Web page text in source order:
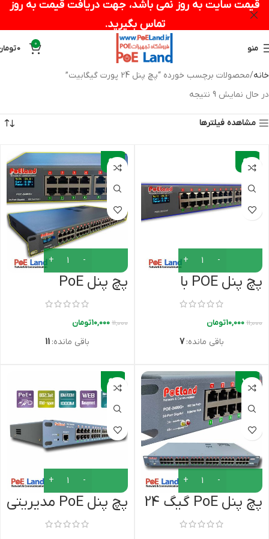
منو 0
0
خانه محصولات برچسب خورده “پچ پنل 24 پورت گیگابیت”
در حال نمایش 9 نتیجه
مشاهده فیلترها
-
9%
پچ پنل POE با
نمایشگر OLED
(ولتاژ، جریان، توان)
11,000
10,000تومان
باقی مانده: 7
-
9%
پچ پنل PoE
گیگابایت با نمایشگر
OLED مدل
11,000
10,000تومان
باقی مانده: 11
-
7%
پچ پنل PoE گیگ 24
پورت مدل
-
6%
پچ پنل PoE مدیریتی
24 پورت گیگابایت
قیمت سایت به روز نمی باشد، جهت دریافت قیمت به روز
تماس بگیرید.